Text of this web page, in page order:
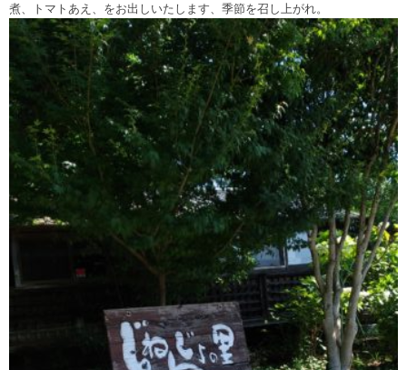
煮、トマトあえ、をお出しいたします、季節を召し上がれ。